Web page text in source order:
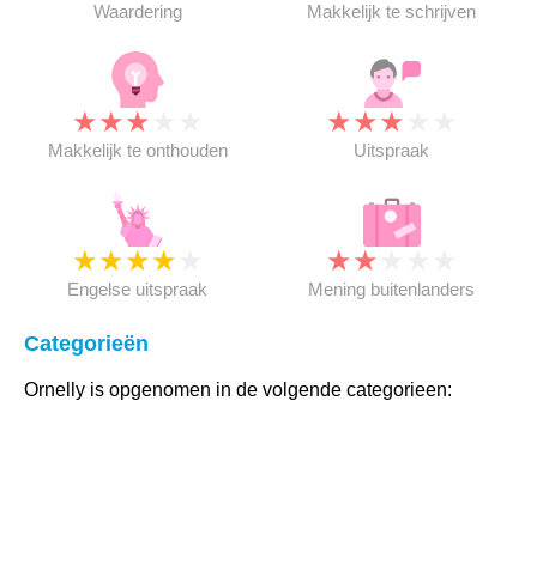
Waardering Makkelijk te schrijven
★★★
Makkelijk te onthouden
★★★
Uitspraak
★★★★
Engelse uitspraak
★★
Mening buitenlanders
Categorieën
Ornelly is opgenomen in de volgende categorieen: